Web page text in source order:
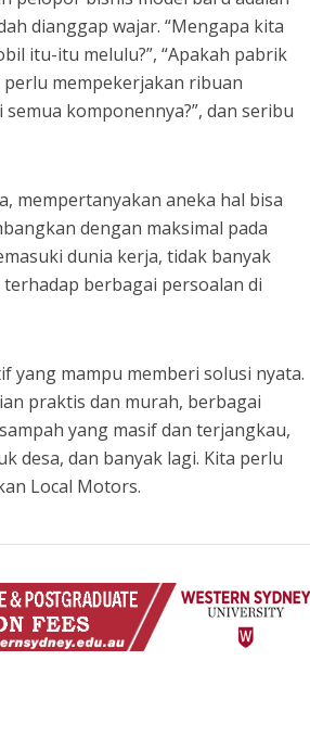
dianggap wajar. “Mengapa kita
itu-itu melulu?”, “Apakah pabrik
perlu mempekerjakan ribuan
komponennya?”, dan seribu
mempertanyakan aneka hal bisa
dengan maksimal pada
dunia kerja, tidak banyak
berbagai persoalan di
yang mampu memberi solusi nyata.
praktis dan murah, berbagai
yang masif dan terjangkau,
desa, dan banyak lagi. Kita perlu
Local Motors.